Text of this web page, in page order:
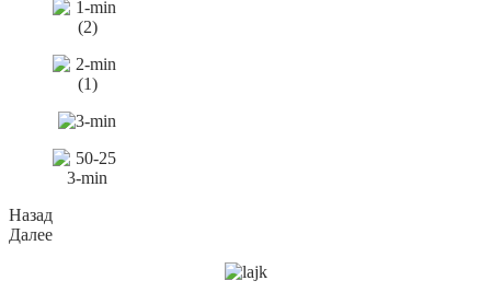
Назад
Далее